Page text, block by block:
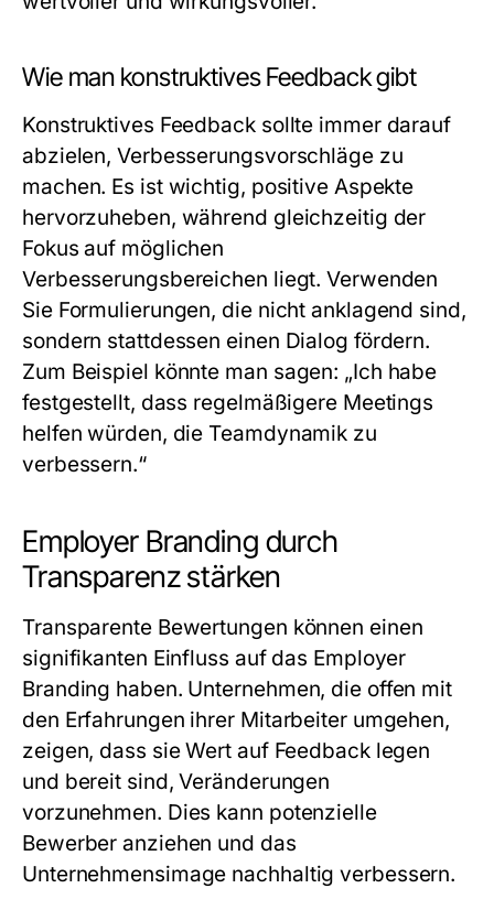
Wie man konstruktives Feedback gibt
Konstruktives Feedback sollte immer darauf
abzielen, Verbesserungsvorschläge zu
machen. Es ist wichtig, positive Aspekte
hervorzuheben, während gleichzeitig der
Fokus auf möglichen
Verbesserungsbereichen liegt. Verwenden
Sie Formulierungen, die nicht anklagend sind,
sondern stattdessen einen Dialog fördern.
Zum Beispiel könnte man sagen: „Ich habe
festgestellt, dass regelmäßigere Meetings
helfen würden, die Teamdynamik zu
verbessern.“
Employer Branding durch
Transparenz stärken
Transparente Bewertungen können einen
signifikanten Einfluss auf das Employer
Branding haben. Unternehmen, die offen mit
den Erfahrungen ihrer Mitarbeiter umgehen,
zeigen, dass sie Wert auf Feedback legen
und bereit sind, Veränderungen
vorzunehmen. Dies kann potenzielle
Bewerber anziehen und das
Unternehmensimage nachhaltig verbessern.